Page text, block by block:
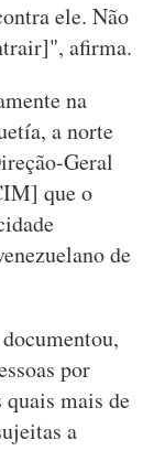
ele. Não
afirma.
na
a norte
Geral
que o
de
por
mais de
a